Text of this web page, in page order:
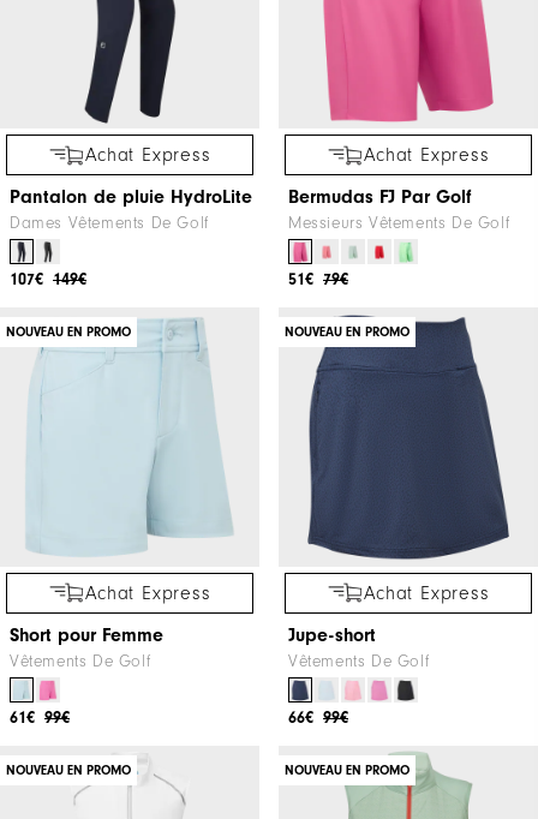
Achat Express
Pantalon de pluie HydroLite
Dames Vêtements De Golf
149€
107€
Achat Express
Bermudas FJ Par Golf
Messieurs Vêtements De Golf
79€
51€
NOUVEAU EN PROMO
Achat Express
Short pour Femme
Vêtements De Golf
99€
61€
NOUVEAU EN PROMO
Achat Express
Jupe-short
Vêtements De Golf
99€
66€
NOUVEAU EN PROMO NOUVEAU EN PROMO